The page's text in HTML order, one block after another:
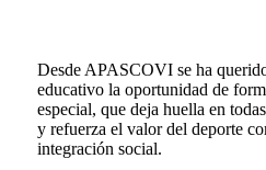
Desde APASCOVI se ha
educativo la oportunidad de
especial, que deja huella en
y refuerza el valor del deporte
integración social.